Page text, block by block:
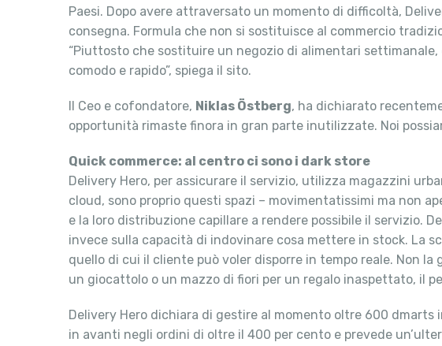
Paesi. Dopo avere attraversato un momento di difficoltà,
consegna. Formula che non si sostituisce al commercio
“Piuttosto che sostituire un negozio di alimentari
comodo e rapido”, spiega il sito.
Il Ceo e cofondatore, Niklas Östberg, ha dichiarato
opportunità rimaste finora in gran parte inutilizzate. Noi
Quick commerce: al centro ci sono i dark store
Delivery Hero, per assicurare il servizio, utilizza magazzini
cloud, sono proprio questi spazi – movimentatissimi ma non
e la loro distribuzione capillare a rendere possibile il servizio.
invece sulla capacità di indovinare cosa mettere in stock. La
quello di cui il cliente può voler disporre in tempo reale. Non
un giocattolo o un mazzo di fiori per un regalo inaspettato, il
Delivery Hero dichiara di gestire al momento oltre 600 dmarts
in avanti negli ordini di oltre il 400 per cento e prevede